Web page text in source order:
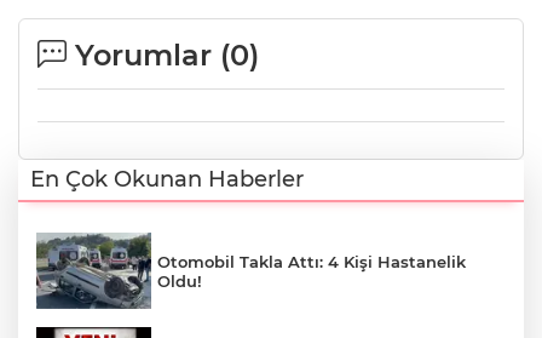
Yorumlar (0)
En Çok Okunan Haberler
Otomobil Takla Attı: 4 Kişi Hastanelik
Oldu!